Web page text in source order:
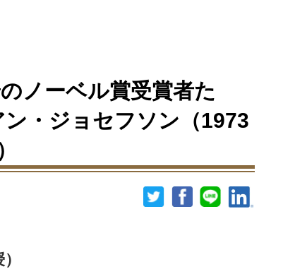
ノーベル賞受賞者た
・ジョセフソン（1973